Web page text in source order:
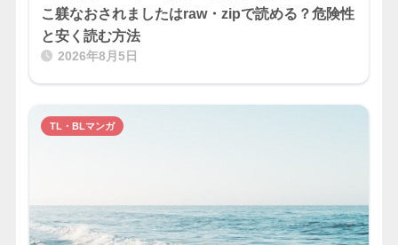
こ躾なおされましたはraw・zipで読める？危険性
と安く読む方法
2026年8月5日
TL・BLマンガ